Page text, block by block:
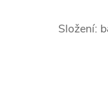
Složení: